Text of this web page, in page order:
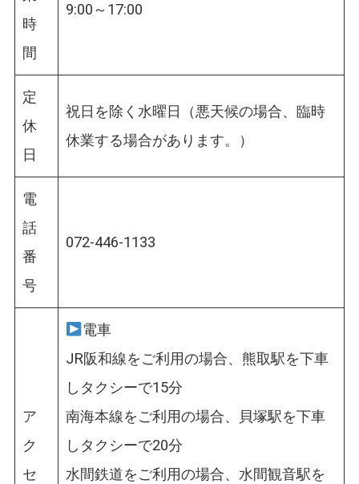
時
間
9:00～17:00
定
休
日
祝日を除く水曜日（悪天候の場合、臨時
休業する場合があります。）
電
話
番
号
072-446-1133
ア
ク
セ
電車
JR阪和線をご利用の場合、熊取駅を下車
しタクシーで15分
南海本線をご利用の場合、貝塚駅を下車
しタクシーで20分
水間鉄道をご利用の場合、水間観音駅を